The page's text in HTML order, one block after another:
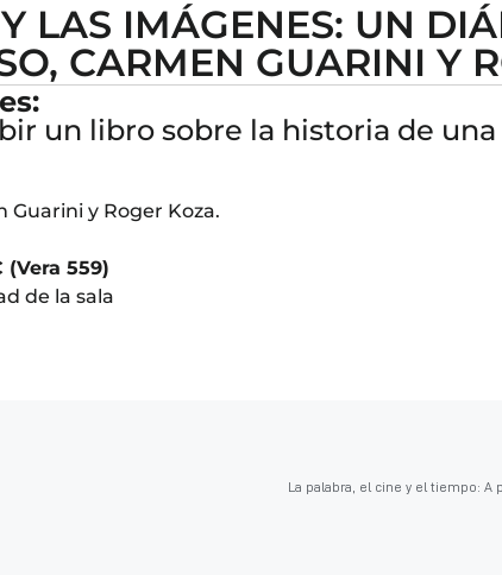
LAS IMÁGENES: UN
CARMEN GUARINI Y
un libro sobre la historia de
Guarini y Roger Koza.
(Vera 559)
de la sala
La palabra, el cine y el tiempo: A